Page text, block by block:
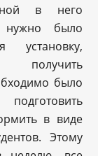
в него
нужно было
установку,
получить
было
подготовить
в виде
Этому